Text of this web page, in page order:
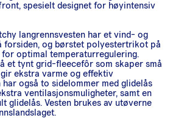
spesielt designet for høyintensiv
langrennsvesten har et vind- og
forsiden, og børstet polyestertrikot på
for optimal temperaturregulering.
et tynt grid-fleecefôr som skaper små
ekstra varme og effektiv
også to sidelommer med glidelås
ventilasjonsmuligheter, samt en
glidelås. Vesten brukes av utøverne